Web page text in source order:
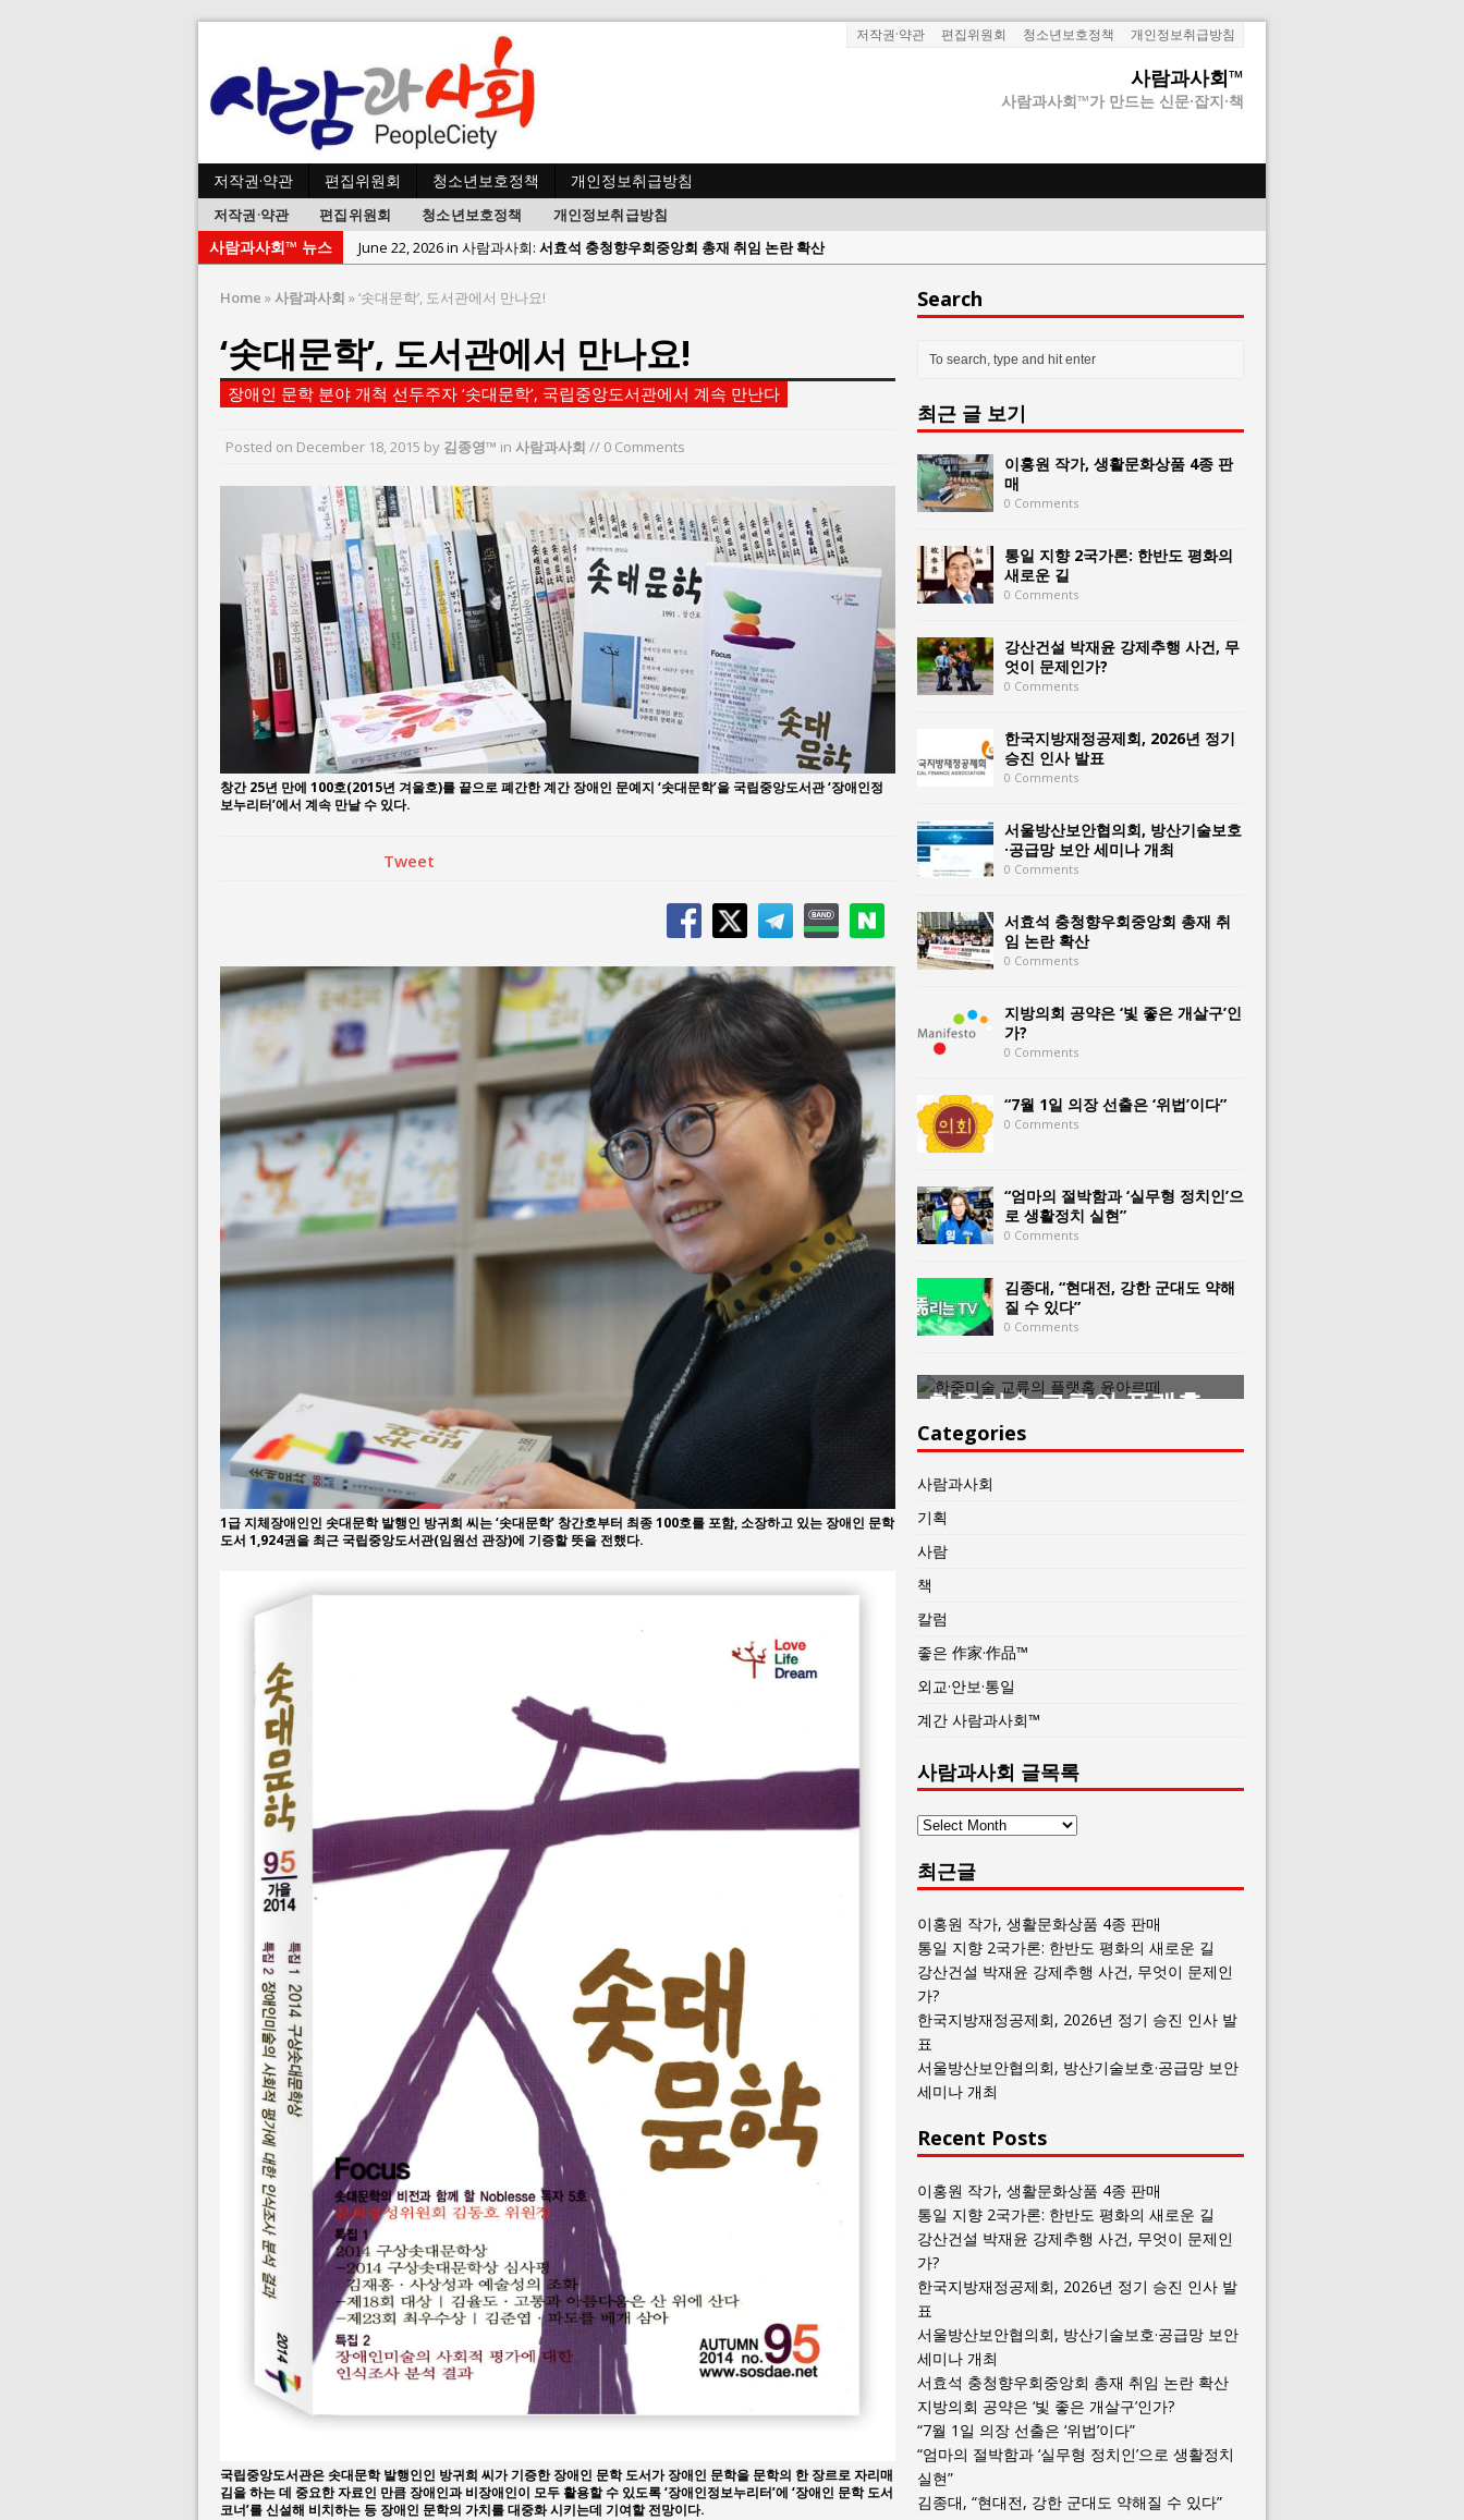
저작권·약관 편집위원회 청소년보호정책 개인정보취급방침
사람과사회™
사람과사회™가 만드는 신문·잡지·책
저작권·약관 편집위원회 청소년보호정책 개인정보취급방침
저작권·약관 편집위원회 청소년보호정책 개인정보취급방침
사람과사회™ 뉴스 June 8, 2026 in 사람과사회:지방의회 공약은 ‘빛 좋은 개살구’인가?
May 23, 2026 in 사람과사회:
김종대, “현대전, 강한 군대도 약해질 수 있다”
August 3, 2026 in 사람과사회:이홍원 작가, 생활문화상품 4종 판매
July 26, 2026 in 사람과사회:통일 지향 2국가론: 한반도 평화의 새로운 길
July 23, 2026 in 사람과사회:강산건설 박재윤 강제추행 사건, 무엇이 문제인가?
July 1, 2026 in 사람과사회:서울방산보안협의회, 방산기술보호·공급망 보안 세미나 개최
June 22, 2026 in 사람과사회:서효석 충청향우회중앙회 총재 취임 논란 확산
Home »사람과사회 »‘솟대문학’, 도서관에서 만나요!
‘솟대문학’, 도서관에서 만나요!
장애인 문학 분야 개척 선두주자 ‘솟대문학’, 국립중앙도서관에서 계속 만난다
Posted on December 18, 2015 by 김종영™ in 사람과사회 // 0 Comments
창간 25년 만에 100호(2015년 겨울호)를 끝으로 폐간한 계간 장애인 문예지 ‘솟대문학’을 국립중앙도서관 ‘장애인정
보누리터’에서 계속 만날 수 있다.
Tweet
1급 지체장애인인 솟대문학 발행인 방귀희 씨는 ‘솟대문학’ 창간호부터 최종 100호를 포함, 소장하고 있는 장애인 문학
도서 1,924권을 최근 국립중앙도서관(임원선 관장)에 기증할 뜻을 전했다.
국립중앙도서관은 솟대문학 발행인인 방귀희 씨가 기증한 장애인 문학 도서가 장애인 문학을 문학의 한 장르로 자리매
김을 하는 데 중요한 자료인 만큼 장애인과 비장애인이 모두 활용할 수 있도록 ‘장애인정보누리터’에 ‘장애인 문학 도서
코너’를 신설해 비치하는 등 장애인 문학의 가치를 대중화 시키는데 기여할 전망이다.
Search
최근 글 보기
이홍원 작가, 생활문화상품 4종 판
매
0 Comments
통일 지향 2국가론: 한반도 평화의
새로운 길
0 Comments
강산건설 박재윤 강제추행 사건, 무
엇이 문제인가?
0 Comments
한국지방재정공제회, 2026년 정기
승진 인사 발표
0 Comments
서울방산보안협의회, 방산기술보호
·공급망 보안 세미나 개최
0 Comments
서효석 충청향우회중앙회 총재 취
임 논란 확산
0 Comments
지방의회 공약은 ‘빛 좋은 개살구’인
가?
0 Comments
“7월 1일 의장 선출은 ‘위법’이다”
0 Comments
“엄마의 절박함과 ‘실무형 정치인’으
로 생활정치 실현”
0 Comments
김종대, “현대전, 강한 군대도 약해
질 수 있다”
0 Comments
한중미술 교류의 플랫홈
윤아르떼
한중미술 교류의 플랫홈
윤아르떼
Categories
사람과사회
기획
사람
책
칼럼
좋은 作家·作品™
외교·안보·통일
계간 사람과사회™
사람과사회 글목록
사
과
사
회
글
목
록
최근글
이홍원 작가, 생활문화상품 4종 판매
통일 지향 2국가론: 한반도 평화의 새로운 길
강산건설 박재윤 강제추행 사건, 무엇이 문제인
가?
한국지방재정공제회, 2026년 정기 승진 인사 발
표
서울방산보안협의회, 방산기술보호·공급망 보안
세미나 개최
Recent Posts
이홍원 작가, 생활문화상품 4종 판매
통일 지향 2국가론: 한반도 평화의 새로운 길
강산건설 박재윤 강제추행 사건, 무엇이 문제인
가?
한국지방재정공제회, 2026년 정기 승진 인사 발
표
서울방산보안협의회, 방산기술보호·공급망 보안
세미나 개최
서효석 충청향우회중앙회 총재 취임 논란 확산
지방의회 공약은 ‘빛 좋은 개살구’인가?
“7월 1일 의장 선출은 ‘위법’이다”
“엄마의 절박함과 ‘실무형 정치인’으로 생활정치
실현”
김종대, “현대전, 강한 군대도 약해질 수 있다”